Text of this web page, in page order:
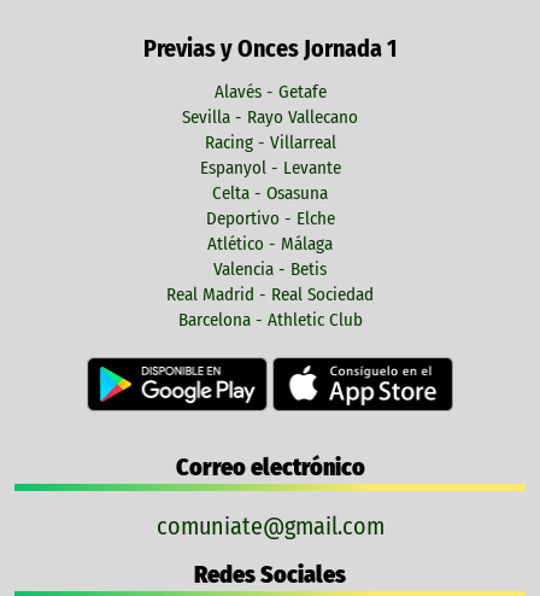
Previas y Onces Jornada 1
Alavés - Getafe
Sevilla - Rayo Vallecano
Racing - Villarreal
Espanyol - Levante
Celta - Osasuna
Deportivo - Elche
Atlético - Málaga
Valencia - Betis
Real Madrid - Real Sociedad
Barcelona - Athletic Club
Correo electrónico
comuniate@gmail.com
Redes Sociales